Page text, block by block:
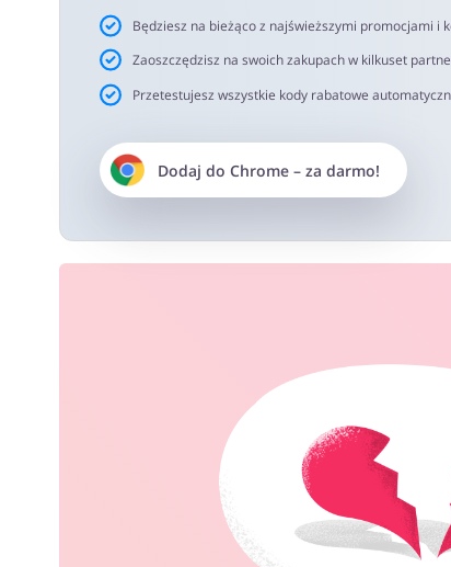
Będziesz na bieżąco z najświeższymi promocjami i
Zaoszczędzisz na swoich zakupach w kilkuset
Przetestujesz wszystkie kody rabatowe
Dodaj do Chrome– za darmo!